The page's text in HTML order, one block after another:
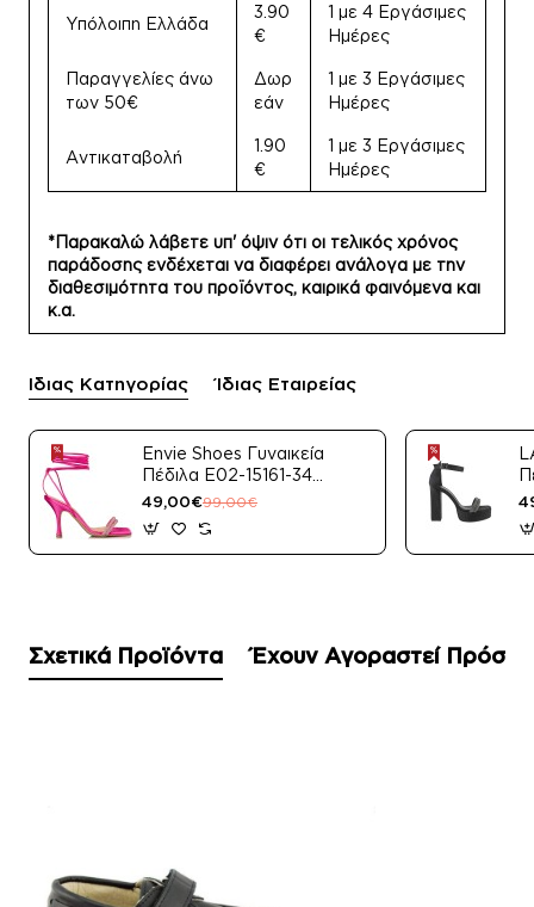
Υπόλοιπη Ελλάδα
3.90
€
1 με 4 Εργάσιμες
Ημέρες
Παραγγελίες άνω
των 50€
Δωρ
εάν
1 με 3 Εργάσιμες
Ημέρες
Αντικαταβολή
1.90
€
1 με 3 Εργάσιμες
Ημέρες
*Παρακαλώ λάβετε υπ' όψιν ότι οι τελικός χρόνος
παράδοσης ενδέχεται να διαφέρει ανάλογα με την
διαθεσιμότητα του προϊόντος, καιρικά φαινόμενα και
κ.α.
Ίδιας Κατηγορίας Ίδιας Εταιρείας
Envie Shoes Γυναικεία
Πέδιλα E02-15161-34
Μαύρο Satin
49,00€99,00€
Σχετικά Προϊόντα Έχουν Αγοραστεί